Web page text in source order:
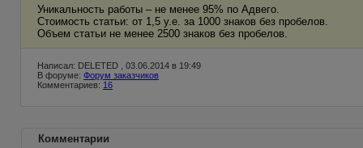
Уникальность работы – не менее 95% по Адвего.
Стоимость статьи: от 1,5 у.е. за 1000 знаков без пробелов.
Объем статьи не менее 2500 знаков без пробелов.
Написал: DELETED , 03.06.2014 в 19:49
В форуме: Форум заказчиков
Комментариев: 16
Комментарии